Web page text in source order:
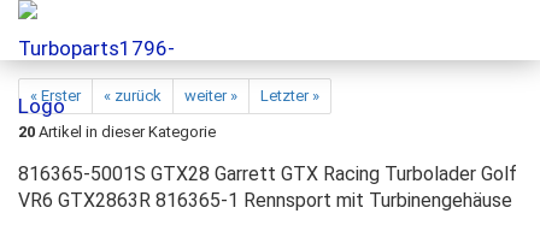
« Erster « zurück weiter »
Letzter »
20 Artikel in dieser Kategorie
816365-5001S GTX28 Garrett GTX Racing Turbolader Golf
VR6 GTX2863R 816365-1 Rennsport mit Turbinengehäuse